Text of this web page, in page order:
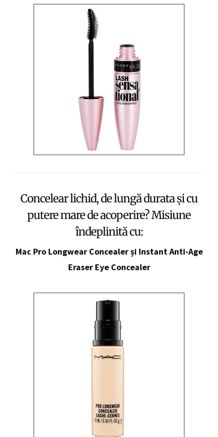
Concelear lichid, de lungă durata și cu
putere mare de acoperire? Misiune
îndeplinită cu:
Mac Pro Longwear Concealer și Instant Anti-Age
Eraser Eye Concealer